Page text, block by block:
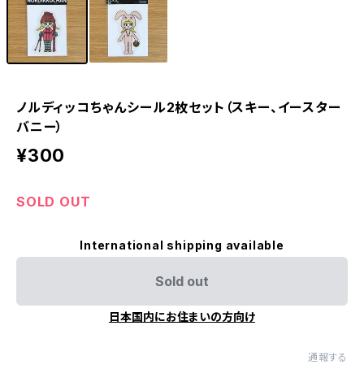
ノルディッコちゃんシール2枚セット（スキー、イースター
バニー）
¥300
SOLD OUT
International shipping available
Sold out
日本国内にお住まいの方向け
通報する